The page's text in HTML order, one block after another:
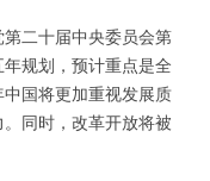
二十届中央委员会第
规划，预计重点是全
国将更加重视发展质
同时，改革开放将被